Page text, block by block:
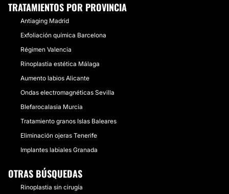
TRATAMIENTOS POR PROVINCIA
Antiaging Madrid
Exfoliación química Barcelona
Régimen Valencia
Rinoplastia estética Málaga
Aumento labios Alicante
Ondas electromagnéticas Sevilla
Blefarocalasia Murcia
Tratamiento granos Islas Baleares
Eliminación ojeras Tenerife
Implantes labiales Granada
OTRAS BÚSQUEDAS
Rinoplastia sin cirugía